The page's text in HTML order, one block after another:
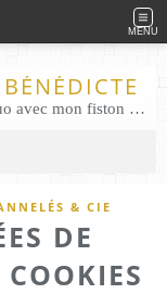
MENU
Des gourmandises sans gluten en solo en duo avec mon fiston . Salé comme Sucré sans gluten éco responsable Les Gourmandises de Bénédicte gâteau produits locaux
& CIE
DE